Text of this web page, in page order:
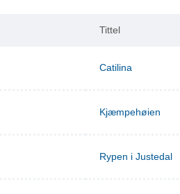
Tittel
Catilina
Kjæmpehøien
Rypen i Justedal